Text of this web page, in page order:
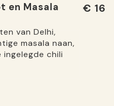
en Masala
van Delhi,
masala naan,
chili
€ 16